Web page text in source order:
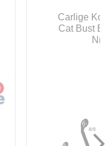
Carlige
Cat Bust